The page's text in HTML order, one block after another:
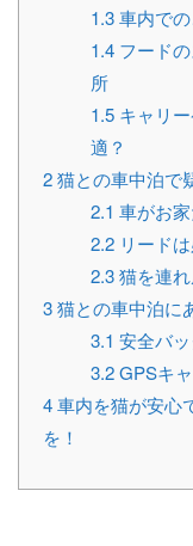
1.3車内で
1.4 フード
所
1.5 キャリ
適？
2猫との車中泊で
2.1 車がお
2.2 リード
2.3猫を連
3猫との車中泊に
3.1 安全バ
3.2GPSキ
4車内を猫が安心
を！